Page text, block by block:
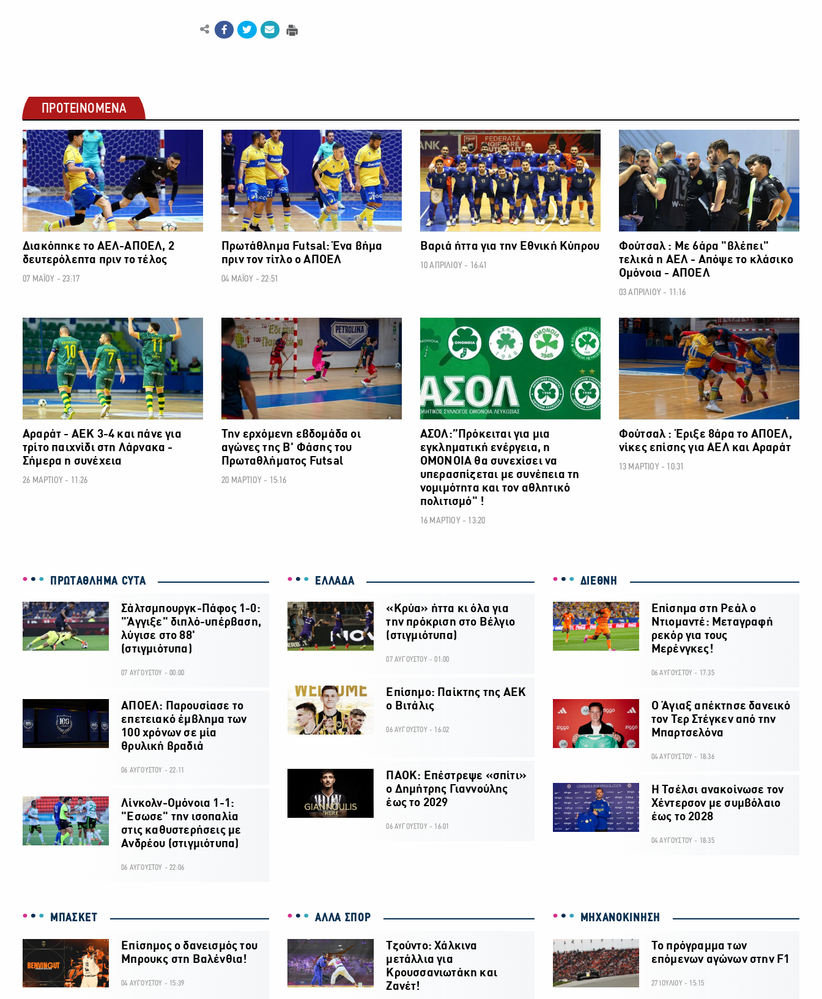
ΠΡΟΤΕΙΝΟΜΕΝΑ
ΑΛΛΑ ΣΠΟΡ
Διακόπηκε το ΑΕΛ-ΑΠΟΕΛ, 2
δευτερόλεπτα πριν το τέλος
07 ΜΑΪΟΥ - 23:17
ΑΛΛΑ ΣΠΟΡ
Πρωτάθλημα Futsal: Ένα βήμα
πριν τον τίτλο ο ΑΠΟΕΛ
04 ΜΑΪΟΥ - 22:51
ΑΛΛΑ ΣΠΟΡ
Βαριά ήττα για την Εθνική Κύπρου
10 ΑΠΡΙΛΙΟΥ - 16:41
Φούτσαλ : Με 6άρα "βλέπει"
τελικά η ΑΕΛ - Απόψε το κλάσικο
Ομόνοια - ΑΠΟΕΛ
03 ΑΠΡΙΛΙΟΥ - 11:16
ΑΛΛΑ ΣΠΟΡ
Αραράτ - ΑΕΚ 3-4 και πάνε για
τρίτο παιχνίδι στη Λάρνακα -
Σήμερα η συνέχεια
26 ΜΑΡΤΙΟΥ - 11:26
ΑΛΛΑ ΣΠΟΡ
Την ερχόμενη εβδομάδα οι
αγώνες της Β' Φάσης του
Πρωταθλήματος Futsal
20 ΜΑΡΤΙΟΥ - 15:16
ΑΣΟΛ:”Πρόκειται για μια
εγκληματική ενέργεια, η
ΟΜΟΝΟΙΑ θα συνεχίσει να
υπερασπίζεται με συνέπεια τη
νομιμότητα και τον αθλητικό
πολιτισμό" !
16 ΜΑΡΤΙΟΥ - 13:20
ΑΛΛΑ ΣΠΟΡ
Φούτσαλ : Έριξε 8άρα το ΑΠΟΕΛ,
νίκες επίσης για ΑΕΛ και Αραράτ
13 ΜΑΡΤΙΟΥ - 10:31
ΠΡΩΤΑΘΛΗΜΑ CYTA
Σάλτσμπουργκ-Πάφος 1-0:
"Άγγιξε" διπλό-υπέρβαση,
λύγισε στο 88'
(στιγμιότυπα)
07 ΑΥΓΟΥΣΤΟΥ - 00:00
ΑΠΟΕΛ: Παρουσίασε το
επετειακό έμβλημα των
100 χρόνων σε μία
θρυλική βραδιά
06 ΑΥΓΟΥΣΤΟΥ - 22:11
Λίνκολν-Ομόνοια 1-1:
"Εσωσε" την ισοπαλία
στις καθυστερήσεις με
Ανδρέου (στιγμιότυπα)
06 ΑΥΓΟΥΣΤΟΥ - 22:06
ΕΛΛΑΔΑ
«Κρύα» ήττα κι όλα για
την πρόκριση στο Βέλγιο
(στιγμιότυπα)
07 ΑΥΓΟΥΣΤΟΥ - 01:00
Επίσημο: Παίκτης της ΑΕΚ
ο Βιτάλις
06 ΑΥΓΟΥΣΤΟΥ - 16:02
ΠΑΟΚ: Επέστρεψε «σπίτι»
ο Δημήτρης Γιαννούλης
έως το 2029
06 ΑΥΓΟΥΣΤΟΥ - 16:01
ΔΙΕΘΝΗ
Επίσημα στη Ρεάλ ο
Ντιομαντέ: Μεταγραφή
ρεκόρ για τους
Μερένγκες!
06 ΑΥΓΟΥΣΤΟΥ - 17:35
Ο Άγιαξ απέκτησε δανεικό
τον Τερ Στέγκεν από την
Μπαρτσελόνα
04 ΑΥΓΟΥΣΤΟΥ - 18:36
H Τσέλσι ανακοίνωσε τον
Χέντερσον με συμβόλαιο
έως το 2028
04 ΑΥΓΟΥΣΤΟΥ - 18:35
ΜΠΑΣΚΕΤ
Επίσημος ο δανεισμός του
Μπρουκς στη Βαλένθια!
04 ΑΥΓΟΥΣΤΟΥ - 15:39
ΑΛΛΑ ΣΠΟΡ
Τζούντο: Χάλκινα
μετάλλια για
Κρουσσανιωτάκη και
Ζανέτ!
ΜΗΧΑΝΟΚΙΝΗΣΗ
Το πρόγραμμα των
επόμενων αγώνων στην F1
27 ΙΟΥΛΙΟΥ - 15:15